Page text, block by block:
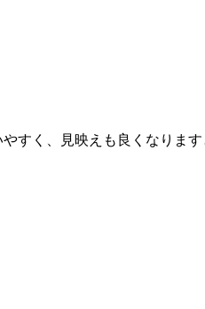
すく、見映えも良くなりま